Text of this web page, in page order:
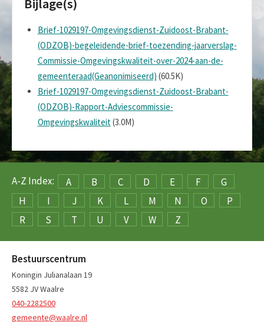
Bijlage(s)
Brief-1029197-Omgevingsdienst-Zuidoost-Brabant-
(ODZOB)-begeleidende-brief-toezending-jaarverslag-
Commissie-Omgevingskwaliteit-over-2024-aan-de-
gemeenteraad(Geanonimiseerd) (60.5K)
Brief-1029197-Omgevingsdienst-Zuidoost-Brabant-
(ODZOB)-Rapport-Adviescommissie-
Omgevingskwaliteit (3.0M)
A-Z Index: A B C D E F
G
H
I J K L M N O
P
R
S T U V W Z
Bestuurscentrum
Koningin Julianalaan 19
5582 JV Waalre
040-2282500
gemeente@waalre.nl